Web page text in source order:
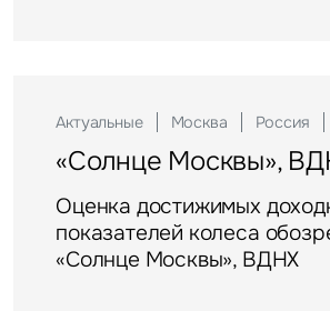
Актуальные Москва Россия
«Солнце Москвы»,
Оценка достижимых
показателей колеса
«Солнце Москвы», ВДНХ